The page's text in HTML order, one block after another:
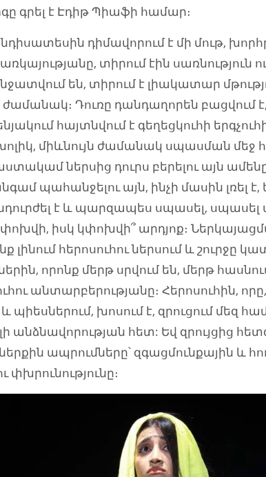
գրել է Էդիթ Պիաֆի համար։
դիմավորում է մի մութ,
տիրում էին սառնություն
են, տիրում է լիակատար
ժամանակ։ Դուռը դանդաղորեն բացվում
հայտնվում է գեղեցկուհի
միևնույն ժամանակ սպասման մեջ
ներսից դուրս բերելու այն
պահանջելու այն, ինչի մասին լռել է,
է և պարզապես սպասել, սպասել
իսկ կփոխվի՞ արդյոք։
հերոսուհու ներսում և շուրջը
որոնք մերթ սրվում են, մերթ
անտարբերությանը։ Հերոսուհին,
պիեսներում, խոսում է, զրուցում մեզ
անձնավորության հետ: Եվ զրույցից
ապրումները՝ զգացմունքային և
փխրունությունը։